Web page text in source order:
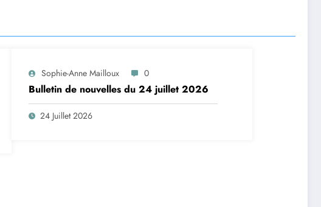
Sophie-Anne Mailloux 0
Bulletin de nouvelles du 24 juillet 2026
24 Juillet 2026